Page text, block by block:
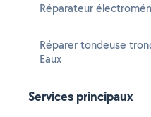
Réparateur
Réparer tondeuse
Eaux
Services principaux